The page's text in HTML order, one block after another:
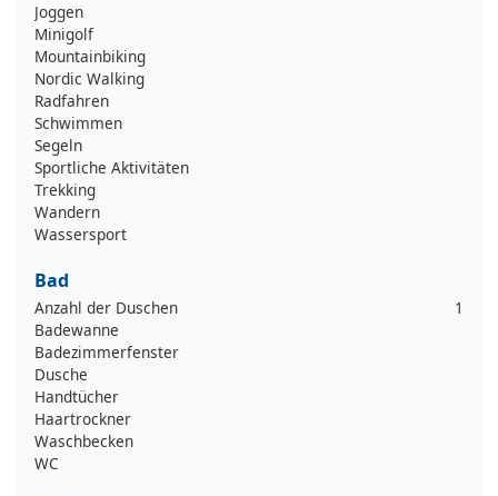
Joggen
Minigolf
Mountainbiking
Nordic Walking
Radfahren
Schwimmen
Segeln
Sportliche Aktivitäten
Trekking
Wandern
Wassersport
Bad
Anzahl der Duschen
1
Badewanne
Badezimmerfenster
Dusche
Handtücher
Haartrockner
Waschbecken
WC